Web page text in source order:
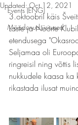
Events (ENG)
Möödunud üritused
Updated:Oct 12, 2021
3.oktoobril käis
Laste ja Noorte
etendusega
Seljamaa oli
ringreisil ning võttis
nukkudele kaasa ka
rikastada ilusat